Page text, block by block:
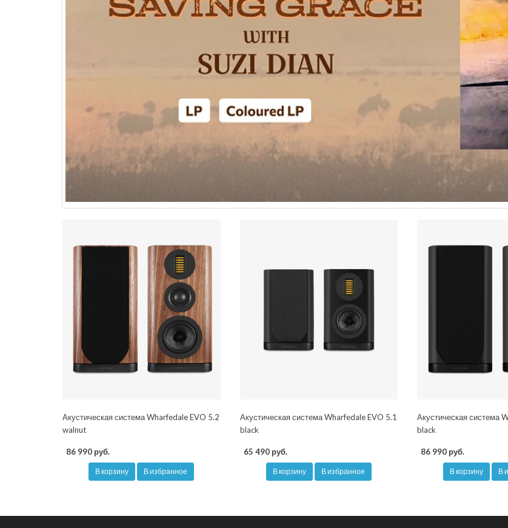
Акустическая система Wharfedale EVO 5.2
walnut
86 990 руб.
В корзину В избранное
Акустическая система Wharfedale EVO 5.1
black
65 490 руб.
В корзину В избранное
Акустическая система
black
86 990 руб.
В корзину В